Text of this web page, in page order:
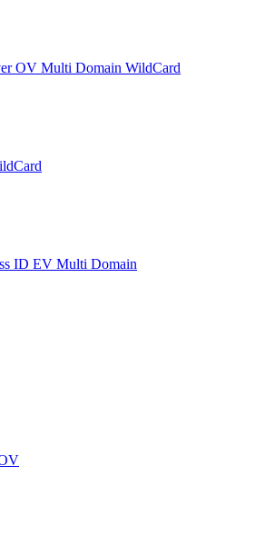
OV Multi Domain WildCard
ID EV Multi Domain